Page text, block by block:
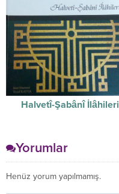
Halvetî-Şabânî İlâhileri
Yorumlar
Henüz yorum yapılmamış.